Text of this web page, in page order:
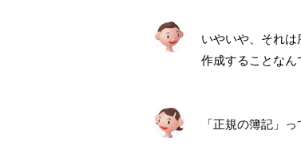
いやいや、それ
作成することなん
「正規の簿記」